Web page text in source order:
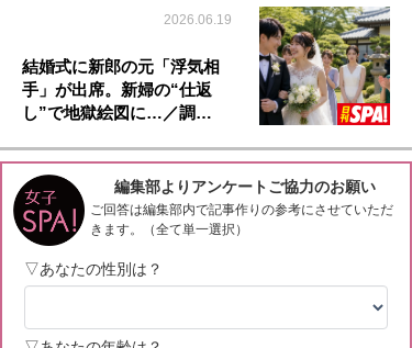
2026.06.19
結婚式に新郎の元「浮気相
手」が出席。新婦の“仕返
し”で地獄絵図に…／調…